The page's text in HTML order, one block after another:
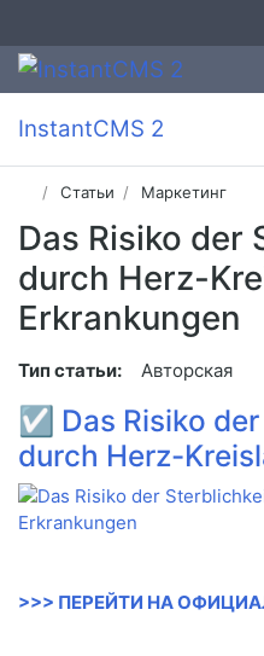
InstantCMS 2
Статьи Маркетинг
Das Risiko der
durch Herz-
Erkrankungen
Тип статьи: Авторская
☑ Das Risiko
durch Herz-
>>> ПЕРЕЙТИ НА